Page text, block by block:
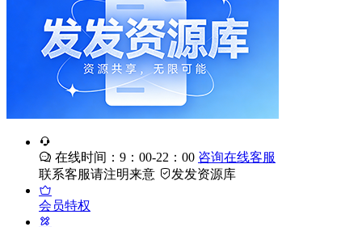
在线时间：9：00-22：00 咨询在线客服
联系客服请注明来意
发发资源库
会员特权